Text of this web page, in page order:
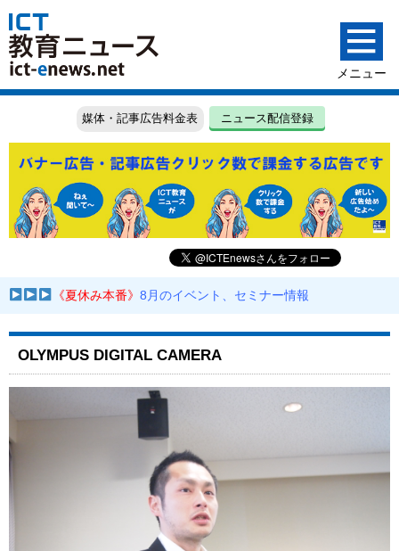
媒体・記事広告料金表 ニュース配信登録
《夏休み本番》8月のイベント、セミナー情報
OLYMPUS DIGITAL CAMERA